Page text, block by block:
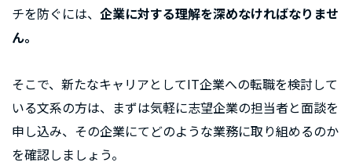
チを防ぐには、 企業に対する理解を深めなければなりませ
ん。
そこで、新たなキャリアとしてIT企業への転職を検討して
いる文系の方は、まずは気軽に志望企業の担当者と面談を
申し込み、その企業にてどのような業務に取り組めるのか
を確認しましょう。